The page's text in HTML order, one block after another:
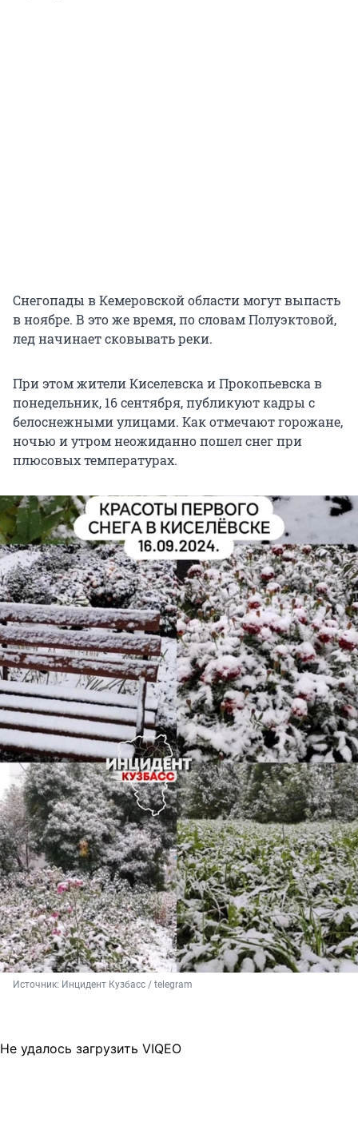
Снегопады в Кемеровской области могут выпасть
в ноябре. В это же время, по словам Полуэктовой,
лед начинает сковывать реки.
При этом жители Киселевска и Прокопьевска в
понедельник, 16 сентября, публикуют кадры с
белоснежными улицами. Как отмечают горожане,
ночью и утром неожиданно пошел снег при
плюсовых температурах.
Источник: Инцидент Кузбасс / telegram
Не удалось загрузить VIQEO